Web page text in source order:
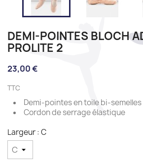
DEMI-POINTES BLOCH
PROLITE 2
23,00 €
TTC
Demi-pointes en toile bi-semelles
Cordon de serrage élastique
Largeur : C